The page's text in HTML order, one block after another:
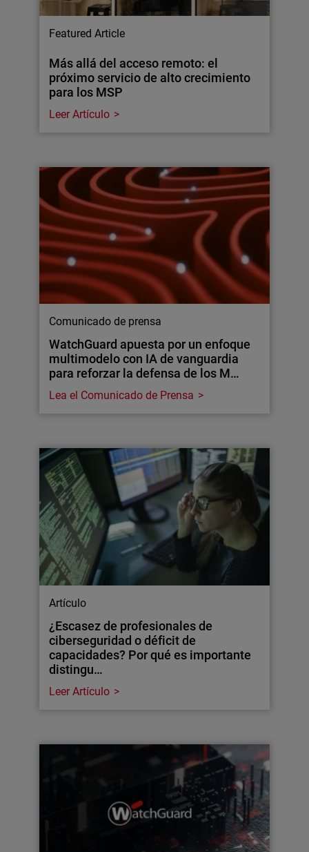
Featured Article
Más allá del acceso remoto: el
próximo servicio de alto crecimiento
para los MSP
Leer Artículo
Comunicado de prensa
WatchGuard apuesta por un enfoque
multimodelo con IA de vanguardia
para reforzar la defensa de los M…
Lea el Comunicado de Prensa
Artículo
¿Escasez de profesionales de
ciberseguridad o déficit de
capacidades? Por qué es importante
distingu…
Leer Artículo